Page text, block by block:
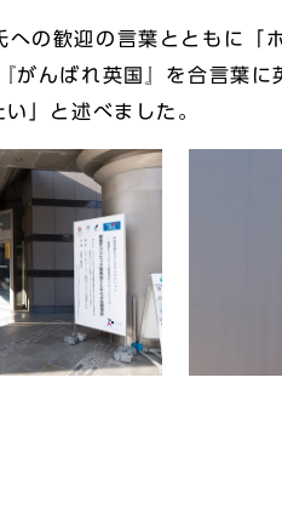
の歓迎の言葉とともに「
んばれ英国』を合言葉に
」と述べました。